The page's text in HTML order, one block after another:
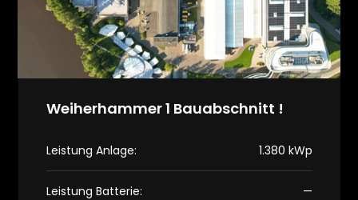
Weiherhammer 1 Bauabschnitt !
Leistung Anlage: 1.380 kWp
Leistung Batterie: —